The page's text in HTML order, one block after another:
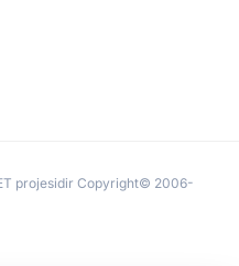
projesidir Copyright© 2006-